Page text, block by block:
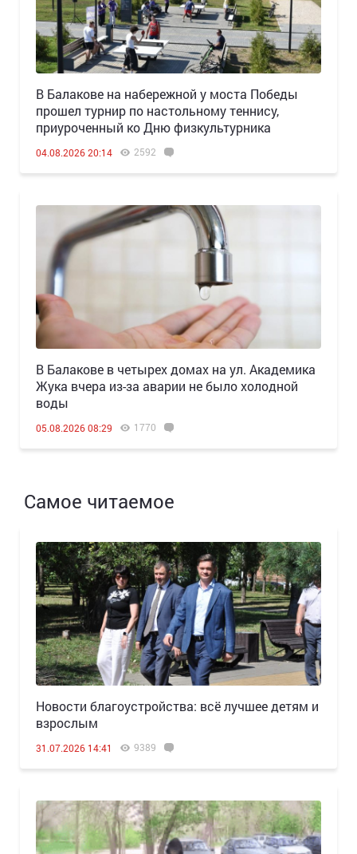
В Балакове на набережной у моста Победы
прошел турнир по настольному теннису,
приуроченный ко Дню физкультурника
04.08.2026 20:14 2592
В Балакове в четырех домах на ул. Академика
Жука вчера из-за аварии не было холодной
воды
05.08.2026 08:29 1770
Самое читаемое
Новости благоустройства: всё лучшее детям и
взрослым
31.07.2026 14:41 9389